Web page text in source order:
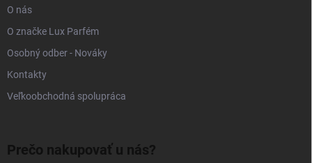
O nás
O značke Lux Parfém
Osobný odber - Nováky
Kontakty
Veľkoobchodná spolupráca
Prečo nakupovať u nás?